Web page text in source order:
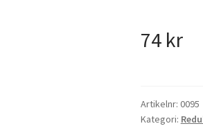
74 kr
Artikelnr: 0095
Kategori: